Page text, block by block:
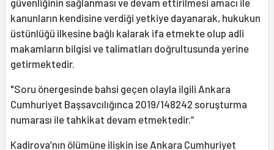
güvenliğinin sağlanması ve devam ettirilmesi amacı ile
kanunların kendisine verdiği yetkiye dayanarak, hukukun
üstünlüğü ilkesine bağlı kalarak ifa etmekte olup adli
makamların bilgisi ve talimatları doğrultusunda yerine
getirmektedir.
"Soru önergesinde bahsi geçen olayla ilgili Ankara
Cumhuriyet Başsavcılığınca 2019/148242 soruşturma
numarası ile tahkikat devam etmektedir.”
Kadirova’nın ölümüne ilişkin ise Ankara Cumhuriyet